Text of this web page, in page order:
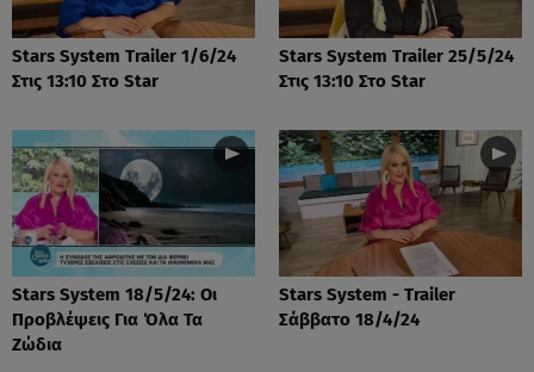
Stars System Trailer 1/6/24
Στις 13:10 Στο Star
Stars System Trailer 25/5/24
Στις 13:10 Στο Star
Stars System 18/5/24: Οι
Προβλέψεις Για Όλα Τα
Ζώδια
Stars System - Trailer
Σάββατο 18/4/24